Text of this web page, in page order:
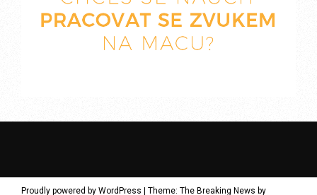
Proudly powered by WordPress | Theme: The Breaking News by